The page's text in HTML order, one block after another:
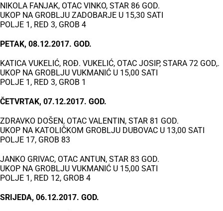
NIKOLA FANJAK, OTAC VINKO, STAR 86 GOD.
UKOP NA GROBLJU ZADOBARJE U 15,30 SATI
POLJE 1, RED 3, GROB 4
PETAK, 08.12.2017. GOD.
KATICA VUKELIĆ, ROĐ. VUKELIĆ, OTAC JOSIP, STARA 72 GOD,.
UKOP NA GROBLJU VUKMANIĆ U 15,00 SATI
POLJE 1, RED 3, GROB 1
ČETVRTAK, 07.12.2017. GOD.
ZDRAVKO DOŠEN, OTAC VALENTIN, STAR 81 GOD.
UKOP NA KATOLIČKOM GROBLJU DUBOVAC U 13,00 SATI
POLJE 17, GROB 83
JANKO GRIVAC, OTAC ANTUN, STAR 83 GOD.
UKOP NA GROBLJU VUKMANIĆ U 15,00 SATI
POLJE 1, RED 12, GROB 4
SRIJEDA, 06.12.2017. GOD.